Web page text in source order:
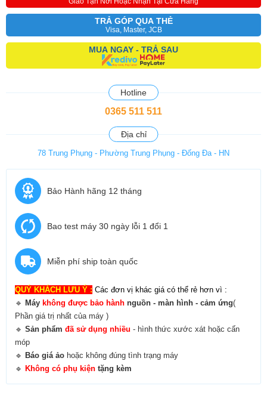
TRẢ GÓP QUA THẺ
Visa, Master, JCB
MUA NGAY - TRẢ SAU
Hotline
0365 511 511
Địa chỉ
78 Trung Phụng - Phường Trung Phụng - Đống Đa - HN
Bảo Hành hãng 12 tháng
Bao test máy 30 ngày lỗi 1 đổi 1
Miễn phí ship toàn quốc
QUÝ KHÁCH LƯU Ý : Các đơn vị khác giá có thể rẻ hơn vì :
🔹 Máy không được bảo hành nguồn - màn hình - cảm ứng(
Phần giá trị nhất của máy )
🔹 Sản phẩm đã sử dụng nhiều - hình thức xước xát hoặc cấn
móp
🔹 Báo giá ảo hoặc không đúng tình trạng máy
🔹 Không có phụ kiện tặng kèm